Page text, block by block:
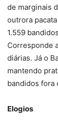
de marginais
outrora
1.559
Corresponde
diárias. Já o
mantendo
bandidos fora
Elogios